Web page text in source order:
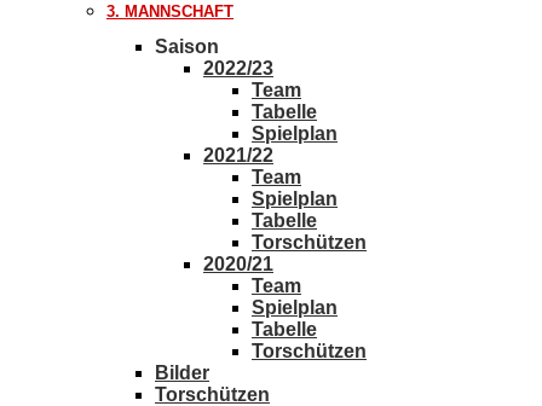
3. MANNSCHAFT
Saison
2022/23
Team
Tabelle
Spielplan
2021/22
Team
Spielplan
Tabelle
Torschützen
2020/21
Team
Spielplan
Tabelle
Torschützen
Bilder
Torschützen